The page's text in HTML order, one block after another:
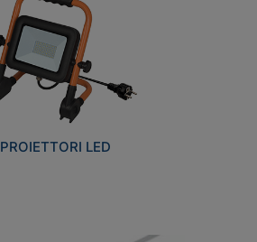
PROIETTORI LED